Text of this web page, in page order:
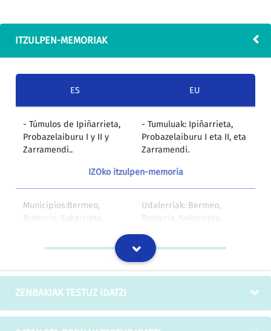
ITZULPEN-MEMORIAK
ES EU
- Túmulos de Ipiñarrieta,
Probazelaiburu I y II y
Zarramendi..
- Tumuluak: Ipiñarrieta,
Probazelaiburu I eta II, eta
Zarramendi.
IZOko itzulpen-memoria
Municipios:Bermeo,
Busturia, Sukarrieta,
Udalerriak: Bermeo,
Busturia, Sukarrieta,
IZOko itzulpen-memoria
Expte. Justiprecio
Parcelas A, B y C -
Ampliación de la
espedientea - Arrieta
ZENBAKIAK TESTUZ IDATZI